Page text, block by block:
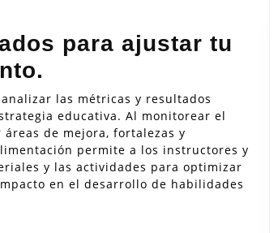
para ajustar tu
las métricas y resultados
educativa. Al monitorear el
de mejora, fortalezas y
permite a los instructores y
y las actividades para optimizar
en el desarrollo de habilidades